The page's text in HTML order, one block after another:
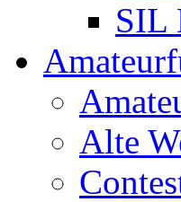
SIL
Alte